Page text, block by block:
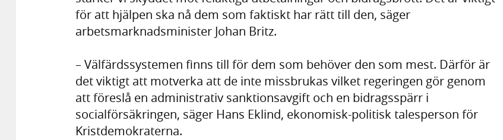
för att hjälpen ska nå dem som faktiskt har rätt till den, säger
arbetsmarknadsminister Johan Britz.
– Välfärdssystemen finns till för dem som behöver den som mest. Därför är
det viktigt att motverka att de inte missbrukas vilket regeringen gör genom
att föreslå en administrativ sanktionsavgift och en bidragsspärr i
socialförsäkringen, säger Hans Eklind, ekonomisk-politisk talesperson för
Kristdemokraterna.